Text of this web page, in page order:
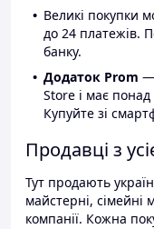
Великі покупки
до 24 платежів.
банку.
Додаток Prom —
Store і має
Купуйте зі
Продавці з
Тут продають
майстерні, сімейні
компанії. Кожна